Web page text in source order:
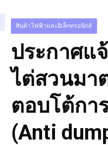
สินค้าไฟฟ้าและอิเล็กทรอนิกส์
ประกาศแ
ไต่สวนมา
ตอบโต้กา
(Anti